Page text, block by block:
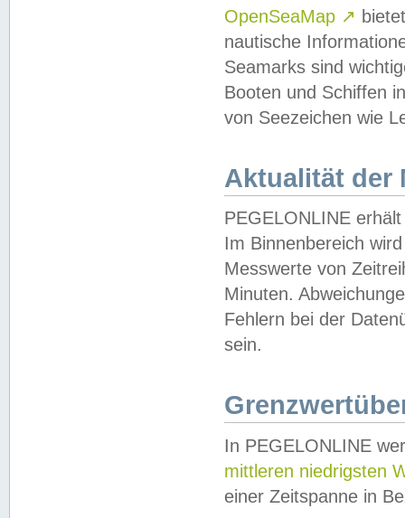
OpenSeaMap ↗
nautische
Seamarks sind
Booten und Schiffen
von Seezeichen wie
Aktualität der
PEGELONLINE
Im Binnenbereich
Messwerte von
Minuten.
Fehlern bei der
sein.
In PEGELONLINE
mittleren niedrigsten
einer Zeitspanne in